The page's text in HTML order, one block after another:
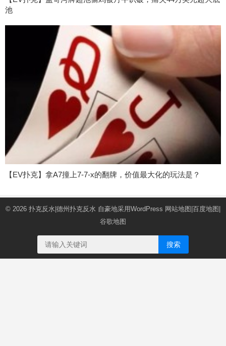
池
【EV扑克】拿A7撞上7-7-x的翻牌，价值最大化的玩法是？
© 2026 扑克反水|德州扑克反水 自豪地采用WordPress 网站地图 百度地图
谷歌地图
搜索